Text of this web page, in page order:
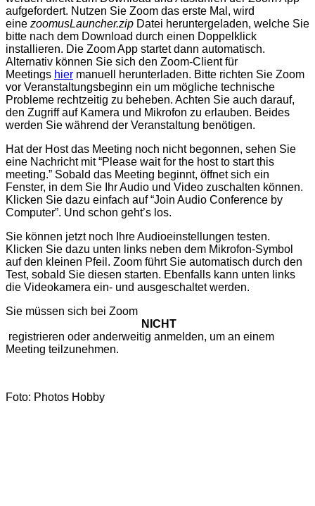
aufgefordert. Nutzen Sie Zoom das erste Mal, wird
eine zoomusLauncher.zip Datei heruntergeladen, welche Sie
bitte nach dem Download durch einen Doppelklick
installieren. Die Zoom App startet dann automatisch.
Alternativ können Sie sich den Zoom-Client für
Meetings hier manuell herunterladen. Bitte richten Sie Zoom
vor Veranstaltungsbeginn ein um mögliche technische
Probleme rechtzeitig zu beheben. Achten Sie auch darauf,
den Zugriff auf Kamera und Mikrofon zu erlauben. Beides
werden Sie während der Veranstaltung benötigen.
Hat der Host das Meeting noch nicht begonnen, sehen Sie
eine Nachricht mit “Please wait for the host to start this
meeting.” Sobald das Meeting beginnt, öffnet sich ein
Fenster, in dem Sie Ihr Audio und Video zuschalten können.
Klicken Sie dazu einfach auf “Join Audio Conference by
Computer”. Und schon geht’s los.
Sie können jetzt noch Ihre Audioeinstellungen testen.
Klicken Sie dazu unten links neben dem Mikrofon-Symbol
auf den kleinen Pfeil. Zoom führt Sie automatisch durch den
Test, sobald Sie diesen starten. Ebenfalls kann unten links
die Videokamera ein- und ausgeschaltet werden.
Sie müssen sich bei Zoom
NICHT
registrieren oder anderweitig anmelden, um an einem
Meeting teilzunehmen.
Foto: Photos Hobby